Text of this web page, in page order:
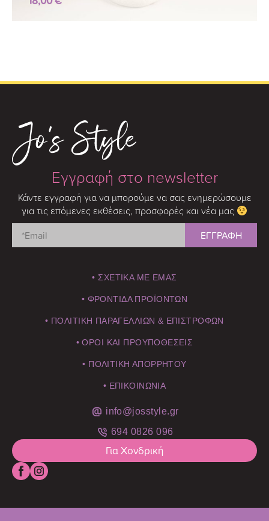
Εγγραφή στο newsletter
Κάντε εγγραφή για να μπορούμε να σας ενημερώσουμε
για τις επόμενες εκθέσεις, προσφορές και νέα μας
• ΣΧΕΤΙΚΑ ΜΕ ΕΜΑΣ
• ΦΡΟΝΤΙΔΑ ΠΡΟΪΟΝΤΩΝ
• ΠΟΛΙΤΙΚΗ ΠΑΡΑΓΕΛΛΙΩΝ & ΕΠΙΣΤΡΟΦΩΝ
• ΟΡΟΙ ΚΑΙ ΠΡΟΥΠΟΘΕΣΕΙΣ
• ΠΟΛΙΤΙΚΗ ΑΠΟΡΡΗΤΟΥ
• ΕΠΙΚΟΙΝΩΝΙΑ
info@josstyle.gr
694 0826 096
Για Χονδρική